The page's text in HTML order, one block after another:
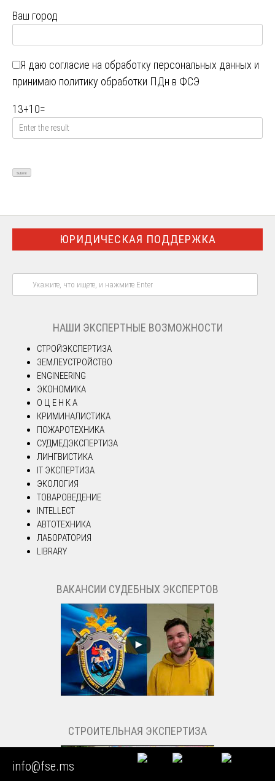
Ваш город
Я даю согласие на обработку персональных данных и
принимаю политику обработки ПДн в ФСЭ
13+10=
ЮРИДИЧЕСКАЯ ПОДДЕРЖКА
НАШИ ЭКСПЕРТНЫЕ ВОЗМОЖНОСТИ
СТРОЙЭКСПЕРТИЗА
ЗЕМЛЕУСТРОЙСТВО
ENGINEERING
ЭКОНОМИКА
О Ц Е Н К А
КРИМИНАЛИСТИКА
ПОЖАРОТЕХНИКА
СУДМЕДЭКСПЕРТИЗА
ЛИНГВИСТИКА
IT ЭКСПЕРТИЗА
ЭКОЛОГИЯ
ТОВАРОВЕДЕНИЕ
INTELLECT
АВТОТЕХНИКА
ЛАБОРАТОРИЯ
LIBRARY
ВАКАНСИИ СУДЕБНЫХ ЭКСПЕРТОВ
СТРОИТЕЛЬНАЯ ЭКСПЕРТИЗА
info@fse.ms